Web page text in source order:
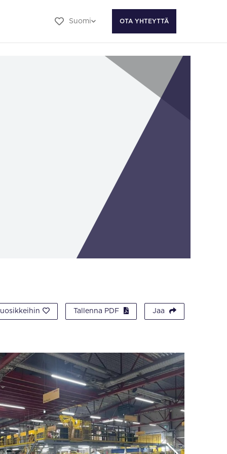
Suomi OTA YHTEYTTÄ
Tallenna PDF Jaa